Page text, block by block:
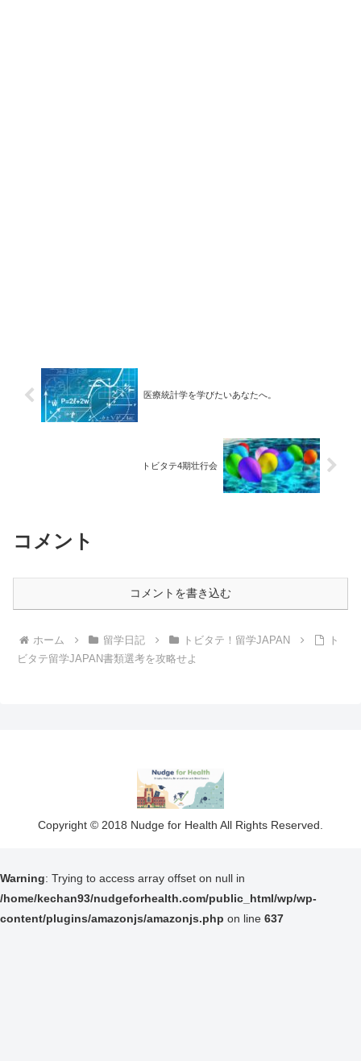
医療統計学を学びたいあなたへ。
トビタテ4期壮行会
コメント
コメントを書き込む
ホーム 留学日記 トビタテ！留学JAPAN
ト
ビタテ留学JAPAN書類選考を攻略せよ
Copyright © 2018 Nudge for Health All Rights Reserved.
Warning: Trying to access array offset on null in
/home/kechan93/nudgeforhealth.com/public_html/wp/wp-
content/plugins/amazonjs/amazonjs.php on line 637